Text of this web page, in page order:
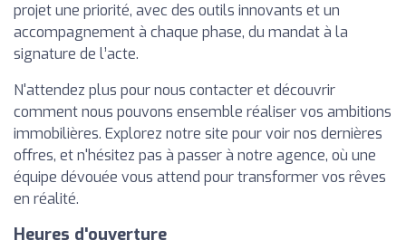
projet une priorité, avec des outils innovants et un
accompagnement à chaque phase, du mandat à la
signature de l’acte.
N'attendez plus pour nous contacter et découvrir
comment nous pouvons ensemble réaliser vos ambitions
immobilières. Explorez notre site pour voir nos dernières
offres, et n'hésitez pas à passer à notre agence, où une
équipe dévouée vous attend pour transformer vos rêves
en réalité.
Heures d'ouverture